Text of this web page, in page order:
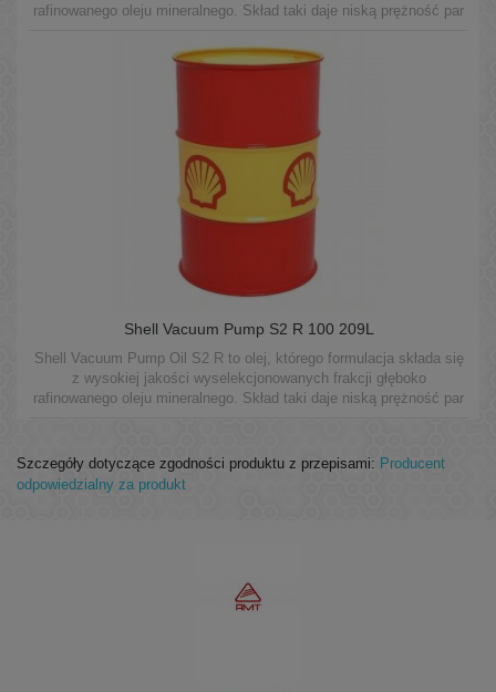
rafinowanego oleju mineralnego. Skład taki daje niską prężność par
próżniowych.
Shell Vacuum Pump S2 R 100 209L
Shell Vacuum Pump Oil S2 R to olej, którego formulacja składa się
z wysokiej jakości wyselekcjonowanych frakcji głęboko
rafinowanego oleju mineralnego. Skład taki daje niską prężność par
Szczegóły dotyczące zgodności produktu z przepisami: Producent
odpowiedzialny za produkt